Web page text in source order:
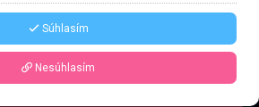
Súhlasím
Nesúhlasím